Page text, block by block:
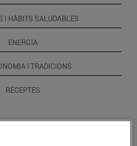
I HÀBITS SALUDABLES
ENERGIA
I TRADICIONS
RECEPTES